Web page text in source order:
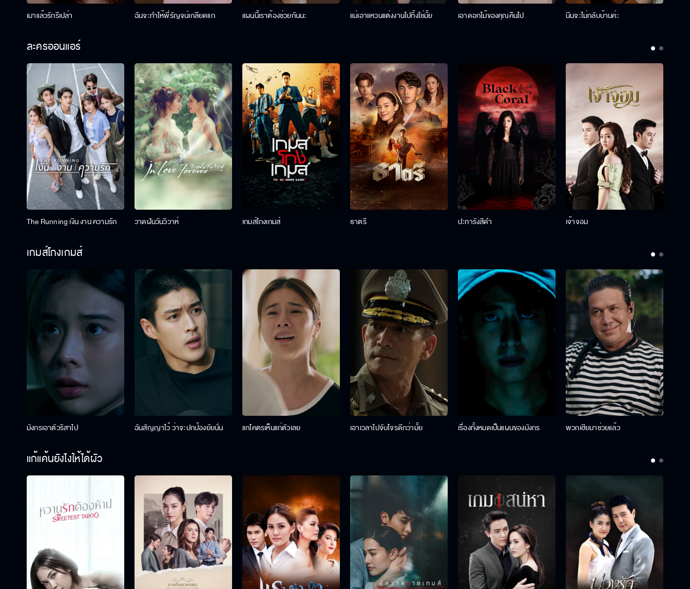
เมาแล้วรักรึเปล่า ฉันจะทำให้พี่รัญจน์เกลียดแก แผนนี้เราต้องช่วยกันนะ แม่เอาแหวนแต่งงานไปทิ้งใช่มั้ย เอาดอกไม้ของคุณคืนไป นีนจะไม่กลับบ้านค่ะ
ละครออนแอร์
The Running เงิน งาน ความรัก วาดฝันวันวิวาห์ เกมส์โกงเกมส์ ธาตรี ปะการังสีดำ เจ้าจอม
เกมส์โกงเกมส์
มังกรเอาตัวริสาไป ฉันสัญญาไว้ ว่าจะปกป้องยัยนั่น แกโคตรเห็นแก่ตัวเลย เอาเวลาไปจับโจรดีกว่ามั้ย เรื่องทั้งหมดเป็นแผนของมังกร พวกเฮียมาช่วยแล้ว
แก้แค้นยังไงให้ได้ผัว